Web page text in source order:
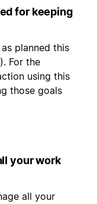
for keeping
planned this
For the
using this
those goals
your work
all your